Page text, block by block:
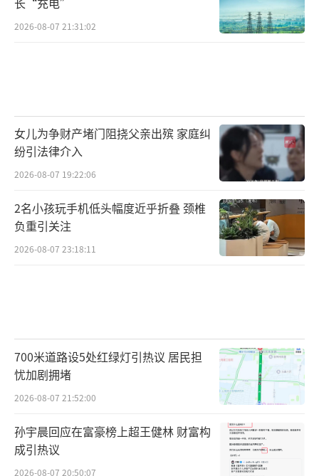
2026-08-07 21:31:02
女儿为争财产堵门阻挠父亲出殡 家庭纠
纷引法律介入
2026-08-07 19:22:06
2名小孩玩手机低头幅度近乎折叠 颈椎
负重引关注
2026-08-07 23:18:11
700米道路设5处红绿灯引热议 居民担
忧加剧拥堵
2026-08-07 21:52:00
孙宇晨回应在富豪榜上超王健林 财富构
成引热议
2026-08-07 20:50:07